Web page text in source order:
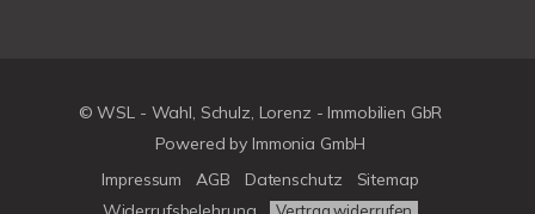
© WSL - Wahl, Schulz, Lorenz - Immobilien GbR
Powered by Immonia GmbH
Impressum
AGB Datenschutz
Sitemap
Vertrag widerrufen